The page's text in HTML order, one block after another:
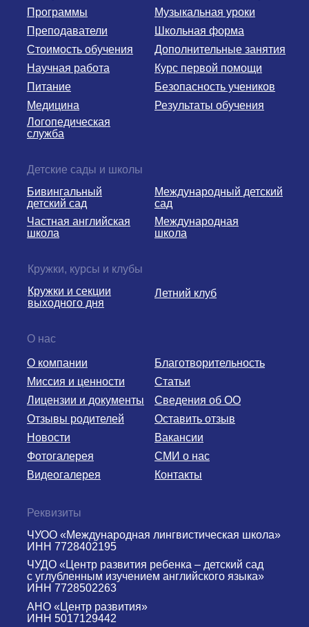
Результаты обучения
Безопасность учеников
Курс первой помощи
Научная работа
Дополнительные занятия
Школьная форма
Музыкальная уроки
Логопедическая
служба
Медицина
Питание
Стоимость обучения
Преподаватели
Программы
ЧУДО «Центр развития ребенка – детский сад
с углубленным изучением английского языка»
ИНН 7728502263
АНО «Центр развития»
ИНН 5017129442
ЧУОО «Международная лингвистическая школа»
ИНН 7728402195
Реквизиты
Сведения об ОО
Вакансии
Оставить отзыв
Новости
Благотворительность
Видеогалерея
Фотогалерея
О компании
Отзывы родителей
Миссия и ценности
Статьи
Лицензии и документы
СМИ о нас
Контакты
О нас
Международная
школа
Частная английская
школа
Международный детский
сад
Бивингальный
детский сад
Детские сады и школы
Кружки и секции
выходного дня
Летний клуб
Кружки, курсы и клубы